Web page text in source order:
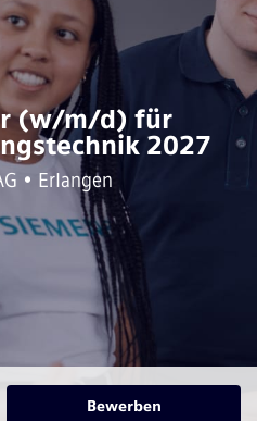
(w/m/d) für
2027
• Erlangen
Bewerben